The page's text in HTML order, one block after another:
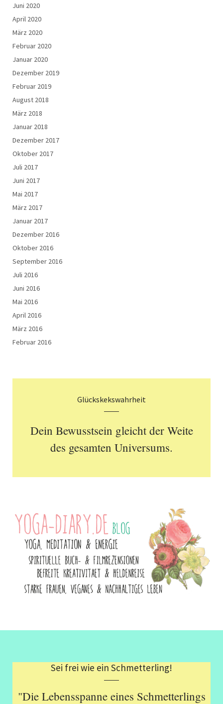
Juni 2020
April 2020
März 2020
Februar 2020
Januar 2020
Dezember 2019
Februar 2019
August 2018
März 2018
Januar 2018
Dezember 2017
Oktober 2017
Juli 2017
Juni 2017
Mai 2017
März 2017
Januar 2017
Dezember 2016
Oktober 2016
September 2016
Juli 2016
Juni 2016
Mai 2016
April 2016
März 2016
Februar 2016
Glückskekswahrheit
Dein Bewusstsein gleicht der Weite
des gesamten Universums.
Sei frei wie ein Schmetterling!
"Die Lebensspanne eines Schmetterlings